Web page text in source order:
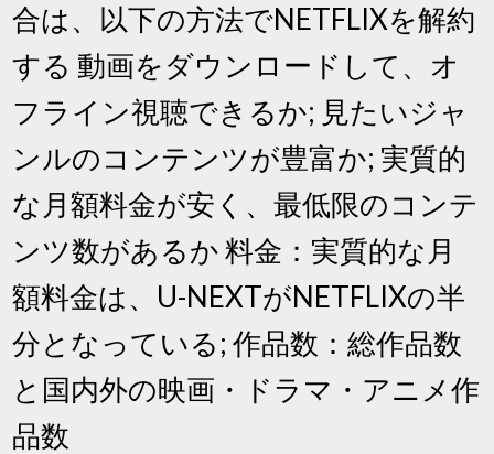
合は、以下の方法でNETFLIXを解約
する 動画をダウンロードして、オ
フライン視聴できるか; 見たいジャ
ンルのコンテンツが豊富か; 実質的
な月額料金が安く、最低限のコンテ
ンツ数があるか 料金：実質的な月
額料金は、U-NEXTがNETFLIXの半
分となっている; 作品数：総作品数
と国内外の映画・ドラマ・アニメ作
品数